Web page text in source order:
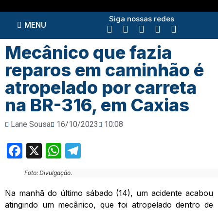
MENU
Siga nossas redes
Mecânico que fazia
reparos em caminhão é
atropelado por carreta
na BR-316, em Caxias
Lane Sousa 16/10/2023 10:08
Facebook
X WhatsApp
Foto: Divulgação.
Na manhã do último sábado (14), um acidente acabou
atingindo um mecânico, que foi atropelado dentro de